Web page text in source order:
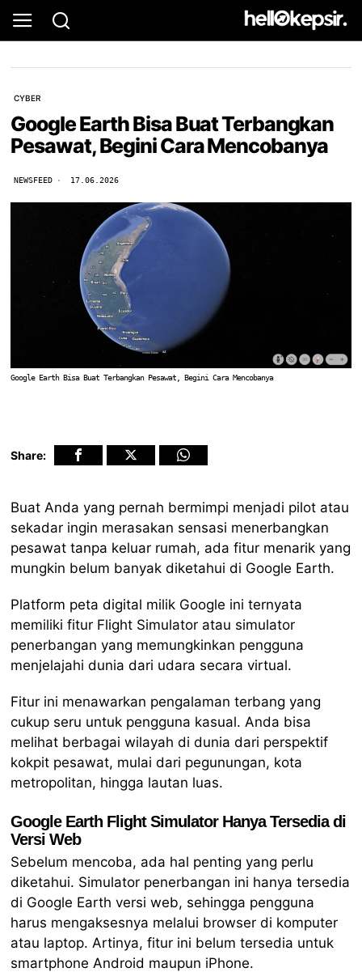
CYBER
Google Earth Bisa Buat Terbangkan
Pesawat, Begini Cara Mencobanya
NEWSFEED 17.06.2026
Google Earth Bisa Buat Terbangkan Pesawat, Begini Cara Mencobanya
Share:
Buat Anda yang pernah bermimpi menjadi pilot atau
sekadar ingin merasakan sensasi menerbangkan
pesawat tanpa keluar rumah, ada fitur menarik yang
mungkin belum banyak diketahui di Google Earth.
Platform peta digital milik Google ini ternyata
memiliki fitur Flight Simulator atau simulator
penerbangan yang memungkinkan pengguna
menjelajahi dunia dari udara secara virtual.
Fitur ini menawarkan pengalaman terbang yang
cukup seru untuk pengguna kasual. Anda bisa
melihat berbagai wilayah di dunia dari perspektif
kokpit pesawat, mulai dari pegunungan, kota
metropolitan, hingga lautan luas.
Google Earth Flight Simulator Hanya Tersedia di
Versi Web
Sebelum mencoba, ada hal penting yang perlu
diketahui. Simulator penerbangan ini hanya tersedia
di Google Earth versi web, sehingga pengguna
harus mengaksesnya melalui browser di komputer
atau laptop. Artinya, fitur ini belum tersedia untuk
smartphone Android maupun iPhone.